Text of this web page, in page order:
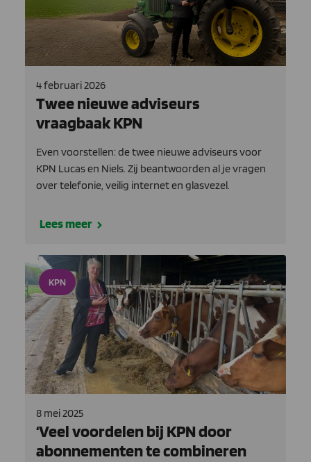
4 februari 2026
Twee nieuwe adviseurs
vraagbaak KPN
Even voorstellen: de twee nieuwe adviseurs voor
KPN Lucas en Niels. Zij beantwoorden al je vragen
over telefonie, veilig internet en glasvezel.
Lees meer
KPN
8 mei 2025
‘Veel voordelen bij KPN door
abonnementen te combineren